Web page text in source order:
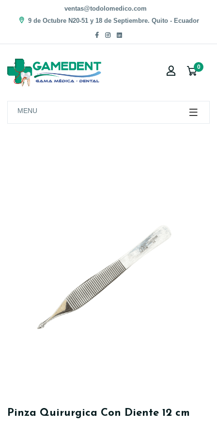
ventas@todolomedico.com
9 de Octubre N20-51 y 18 de Septiembre. Quito - Ecuador
0
MENU
Pinza Quirurgica Con Diente 12 cm